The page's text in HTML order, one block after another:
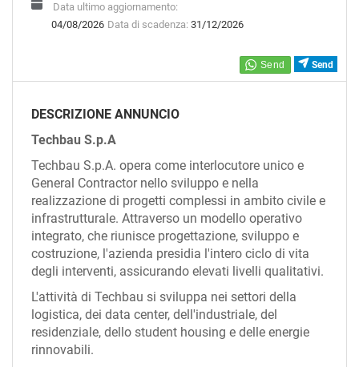
EN
FR
IT
DE
ES
Send
Data ultimo aggiornamento:
04/08/2026 Data di scadenza: 31/12/2026
DESCRIZIONE ANNUNCIO
Techbau S.p.A
Techbau S.p.A. opera come interlocutore unico e
General Contractor nello sviluppo e nella
realizzazione di progetti complessi in ambito civile e
infrastrutturale. Attraverso un modello operativo
integrato, che riunisce progettazione, sviluppo e
costruzione, l'azienda presidia l'intero ciclo di vita
degli interventi, assicurando elevati livelli qualitativi.
L'attività di Techbau si sviluppa nei settori della
logistica, dei data center, dell'industriale, del
residenziale, dello student housing e delle energie
rinnovabili.